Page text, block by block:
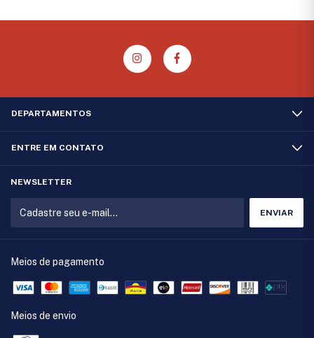
DEPARTAMENTOS
ENTRE EM CONTATO
NEWSLETTER
Meios de pagamento
Meios de envio